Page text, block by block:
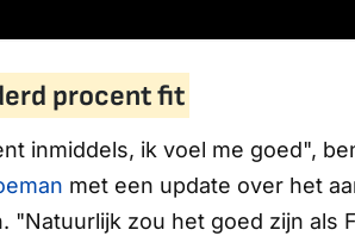
procent fit
inmiddels, ik voel me goed",
met een update over het
"Natuurlijk zou het goed zijn als